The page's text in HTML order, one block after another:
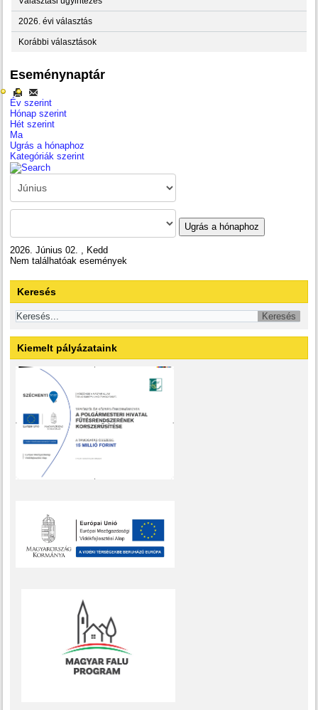
2026. évi választás
Korábbi választások
Eseménynaptár
Év szerint
Hónap szerint
Hét szerint
Ma
Ugrás a hónaphoz
Kategóriák szerint
Ugrás a hónaphoz
2026. Június 02. , Kedd
Nem találhatóak események
Keresés
Kiemelt pályázataink